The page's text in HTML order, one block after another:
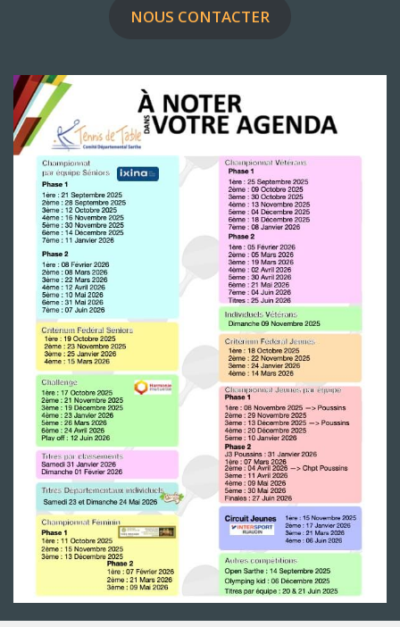
NOUS CONTACTER